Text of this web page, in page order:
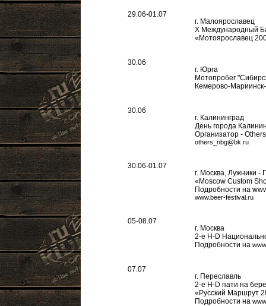
29.06-01.07
г. Малоярославец
Х Международный
«Мотоярославец
30.06
г. Юрга
Мотопробег
Кемерово-
30.06
г. Калининград
День города
Организатор -
others_nbg@bk.ru
30.06-01.07
г. Москва, Лужники -
«Moscow Custom
Подробности на
www.beer-festival.ru
05-08.07
г. Москва
2-е H-D
Подробности на
07.07
г. Переславль
2-е H-D пати на
«Русский Маршрут
Подробности на